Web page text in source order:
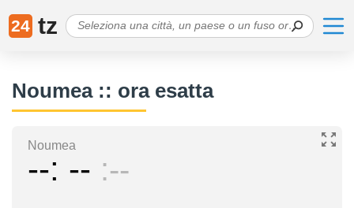
24 tz
Noumea :: ora esatta
Noumea
-- -- --